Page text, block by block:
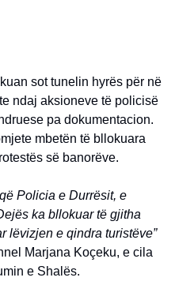
sot tunelin hyrës për në
ndaj aksioneve të policisë
pa dokumentacion.
mbetën të bllokuara
së banorëve.
Policia e Durrësit, e
ka bllokuar të gjitha
lëvizjen e qindra turistëve”
Marjana Koçeku, e cila
e Shalës.